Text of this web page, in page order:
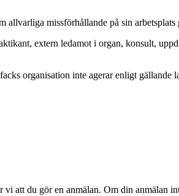
missförhållande på sin
extern ledamot i organ, konsult,
organisation inte agerar enligt
att du gör en anmälan. Om din anmälan